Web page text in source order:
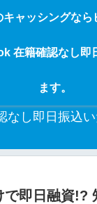
らビスタなら24時間
資率97％！仕事をして
１ヶ月融資で借りられ
ッシングならビ
なし即日振込い
で即日融資!?
キャッシングなら
在籍確認なし即
ます。